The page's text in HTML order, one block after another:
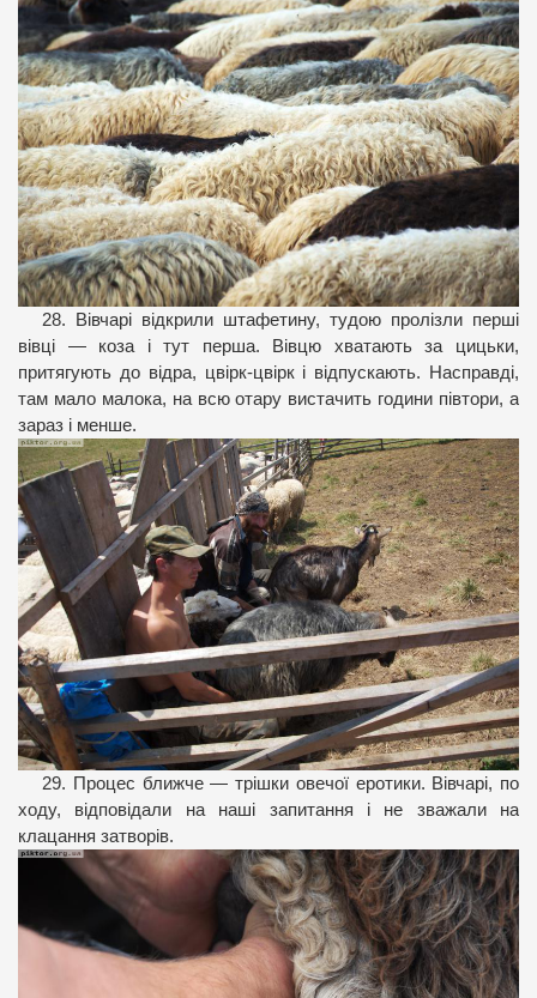
28. Вівчарі відкрили штафетину, тудою пролізли перші
вівці — коза і тут перша. Вівцю хватають за цицьки,
притягують до відра, цвірк-цвірк і відпускають. Насправді,
там мало малока, на всю отару вистачить години півтори, а
зараз і менше.
29. Процес ближче — трішки овечої еротики. Вівчарі, по
ходу, відповідали на наші запитання і не зважали на
клацання затворів.